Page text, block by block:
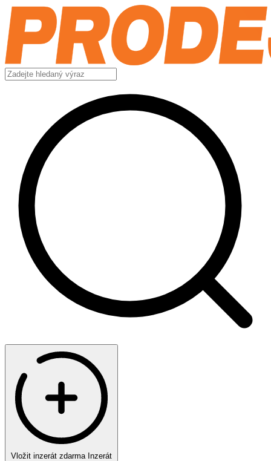
Vložit inzerát zdarma Inzerát